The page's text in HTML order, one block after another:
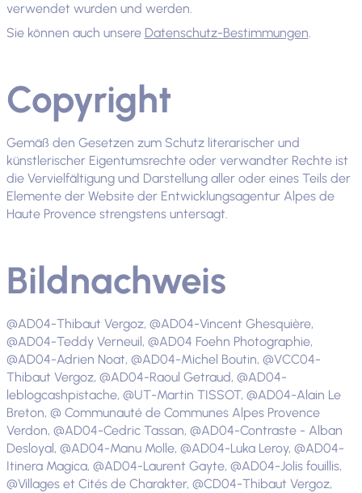
verwendet wurden und werden.
Sie können auch unsere Datenschutz-Bestimmungen.
Copyright
Gemäß den Gesetzen zum Schutz literarischer und
künstlerischer Eigentumsrechte oder verwandter Rechte ist
die Vervielfältigung und Darstellung aller oder eines Teils der
Elemente der Website der Entwicklungsagentur Alpes de
Haute Provence strengstens untersagt.
Bildnachweis
@AD04-Thibaut Vergoz, @AD04-Vincent Ghesquière,
@AD04-Teddy Verneuil, @AD04 Foehn Photographie,
@AD04-Adrien Noat, @AD04-Michel Boutin, @VCC04-
Thibaut Vergoz, @AD04-Raoul Getraud, @AD04-
leblogcashpistache, @UT-Martin TISSOT, @AD04-Alain Le
Breton, @ Communauté de Communes Alpes Provence
Verdon, @AD04-Cedric Tassan, @AD04-Contraste - Alban
Desloyal, @AD04-Manu Molle, @AD04-Luka Leroy, @AD04-
Itinera Magica, @AD04-Laurent Gayte, @AD04-Jolis fouillis,
@Villages et Cités de Charakter, @CD04-Thibaut Vergoz,